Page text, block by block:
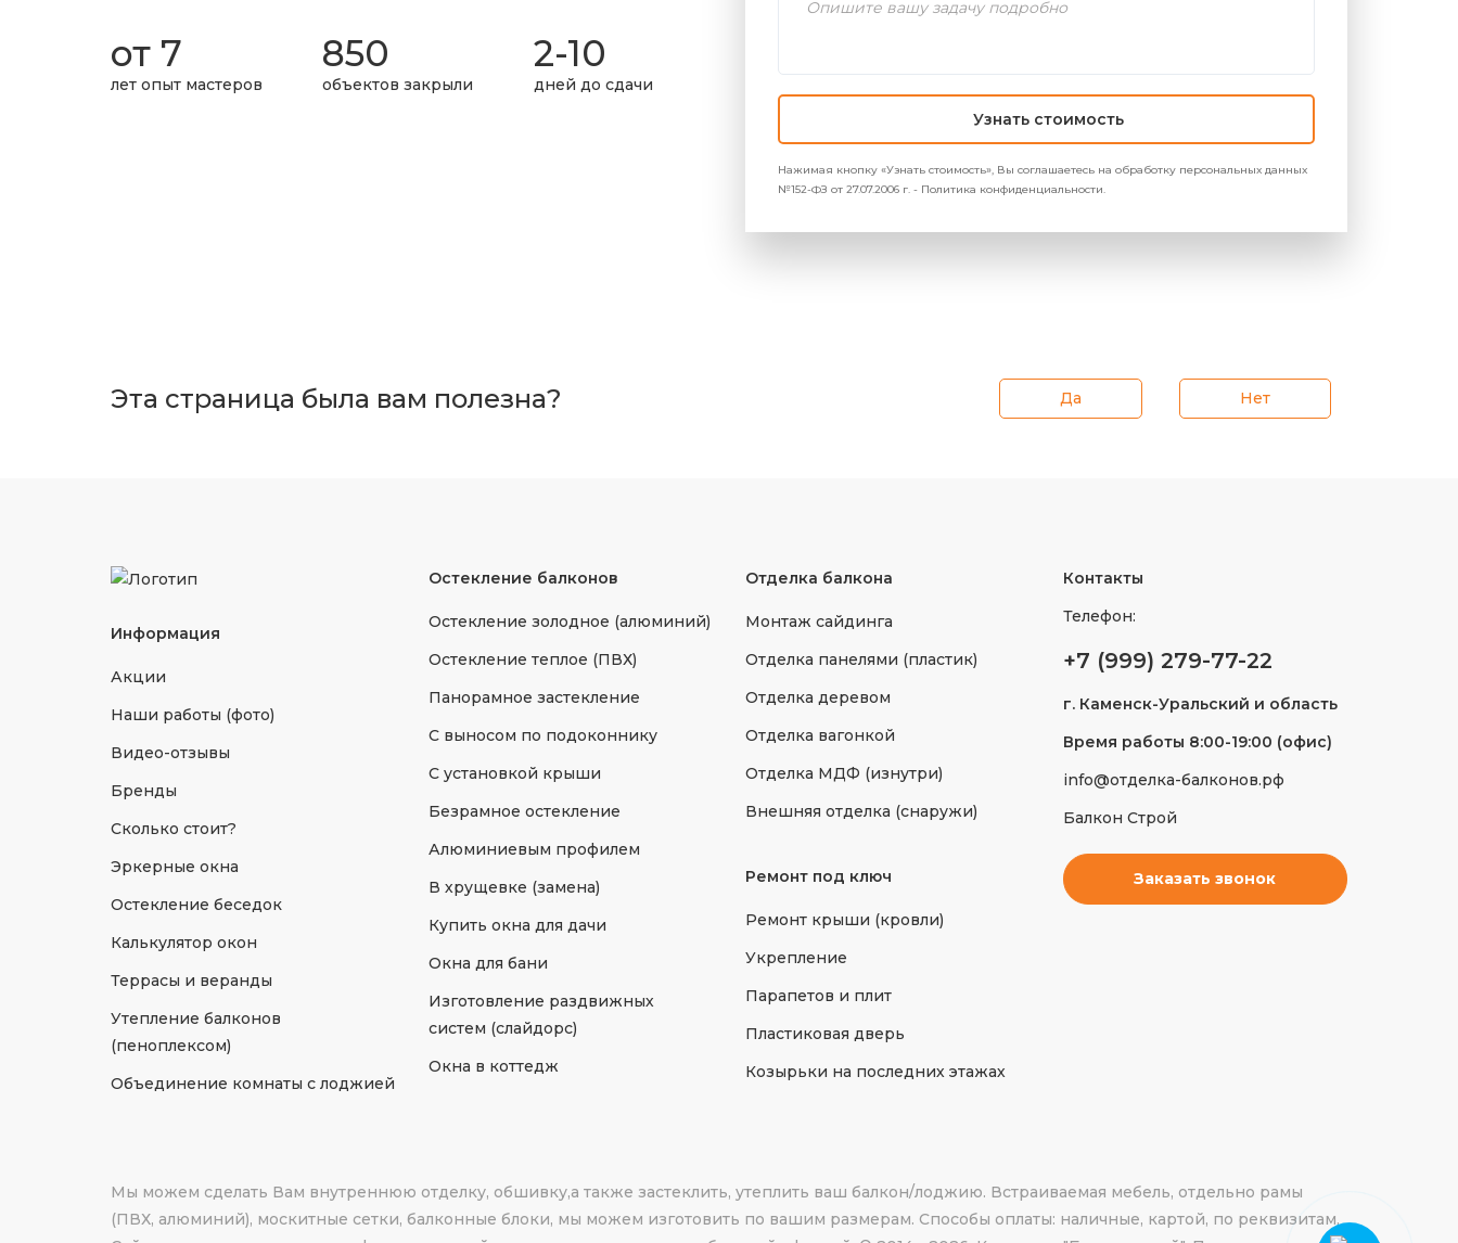
от 7
лет опыт мастеров
850
объектов закрыли
2-10
дней до сдачи
Узнать стоимость
Нажимая кнопку «Узнать стоимость», Вы соглашаетесь на обработку персональных данных
№152-ФЗ от 27.07.2006 г. - Политика конфиденциальности.
Эта страница была вам полезна? Да Нет
Информация
Акции
Наши работы (фото)
Видео-отзывы
Бренды
Сколько стоит?
Эркерные окна
Остекление беседок
Калькулятор окон
Террасы и веранды
Утепление балконов
(пеноплексом)
Объединение комнаты с лоджией
Остекление балконов
Остекление золодное (алюминий)
Остекление теплое (ПВХ)
Панорамное застекление
С выносом по подоконнику
С установкой крыши
Безрамное остекление
Алюминиевым профилем
В хрущевке (замена)
Купить окна для дачи
Окна для бани
Изготовление раздвижных
систем (слайдорс)
Окна в коттедж
Отделка балкона
Монтаж сайдинга
Отделка панелями (пластик)
Отделка деревом
Отделка вагонкой
Отделка МДФ (изнутри)
Внешняя отделка (снаружи)
Ремонт под ключ
Ремонт крыши (кровли)
Укрепление
Парапетов и плит
Пластиковая дверь
Козырьки на последних этажах
Контакты
Телефон:
+7 (999) 279-77-22
г. Каменск-Уральский и область
Время работы 8:00-19:00 (офис)
info@отделка-балконов.рф
Балкон Строй
Заказать звонок
Мы можем сделать Вам внутреннюю отделку, обшивку,а также застеклить, утеплить ваш балкон/лоджию. Встраиваемая мебель, отдельно рамы
(ПВХ, алюминий), москитные сетки, балконные блоки, мы можем изготовить по вашим размерам. Способы оплаты: наличные, картой, по реквизитам.